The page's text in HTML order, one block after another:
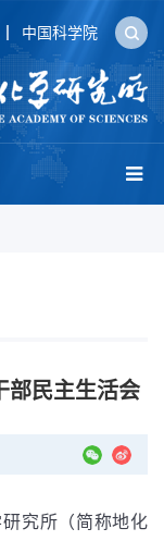
中国科学院
部民主生活会
究所（简称地化